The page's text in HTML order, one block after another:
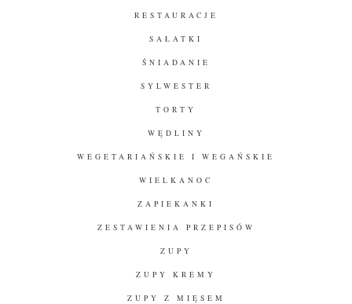
RESTAURACJE
SAŁATKI
ŚNIADANIE
SYLWESTER
TORTY
WĘDLINY
WEGETARIAŃSKIE I WEGAŃSKIE
WIELKANOC
ZAPIEKANKI
ZESTAWIENIA PRZEPISÓW
ZUPY
ZUPY KREMY
ZUPY Z MIĘSEM